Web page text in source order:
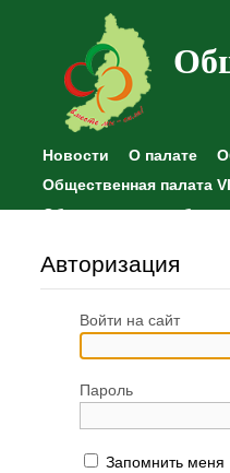
Новости О палате
Общественная палата
Общественные
Авторизация
Войти на сайт
Пароль
Запомнить меня